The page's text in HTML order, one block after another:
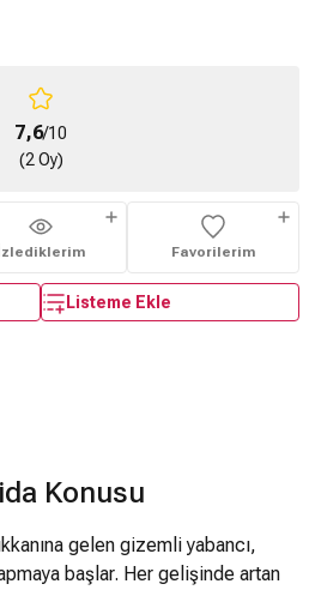
7,6/10
(2 Oy)
Favorilerim
Listeme Ekle
Konusu
gelen gizemli yabancı,
başlar. Her gelişinde artan